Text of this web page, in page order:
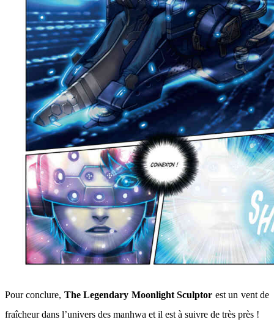
Pour conclure, The Legendary Moonlight Sculptor est un vent de
fraîcheur dans l’univers des manhwa et il est à suivre de très près !